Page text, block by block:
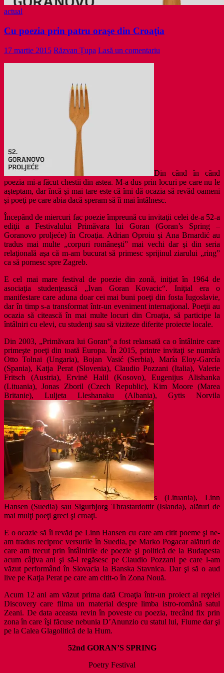
actual
Cu poezia prin patru oraşe din Croaţia
17 martie 2015 Răzvan Țupa Lasă un comentariu
Din când în când
poezia mi-a făcut chestii din astea. M-a dus prin locuri pe care nu le
aşteptam, dar încă şi mai tare este că îmi dă ocazia să revăd oameni
şi poeţi pe care abia dacă speram să îi mai întâlnesc.
Începând de miercuri fac poezie împreună cu invitaţii celei de-a 52-a
ediţii a Festivalului Primăvara lui Goran (Goran’s Spring –
Goranovo proljeće) în Croaţia. Adrian Oproiu şi Ana Brnardić au
tradus mai multe „corpuri româneşti” mai vechi dar şi din seria
relaţională aşa că m-am bucurat să primesc sprijinul ziarului „ring”
ca să pornesc spre Zagreb.
E cel mai mare festival de poezie din zonă, iniţiat în 1964 de
asociaţia studenţească „Ivan Goran Kovacic“. Iniţial era o
manifestare care aduna doar cei mai buni poeţi din fosta Iugoslavie,
dar în timp s-a transformat într-un eveniment internaţional. Poeţii au
ocazia să citească în mai multe locuri din Croaţia, să participe la
întâlniri cu elevi, cu studenţi sau să viziteze diferite proiecte locale.
Din 2003, „Primăvara lui Goran“ a fost relansată ca o întâlnire care
primeşte poeţi din toată Europa. În 2015, printre invitaţi se numără
Otto Tolnai (Ungaria), Bojan Vasić (Serbia), María Eloy-García
(Spania), Katja Perat (Slovenia), Claudio Pozzani (Italia), Valerie
Fritsch (Austria), Ervinë Halil (Kosovo), Eugenijus Alishanka
(Lituania), Jonas Zboril (Czech Republic), Kim Moore (Marea
Britanie), Luljeta Lleshanaku (Albania), Gytis Norvila
s (Lituania), Linn
Hansen (Suedia) sau Sigurbjorg Thrastardottir (Islanda), alături de
mai mulţi poeţi greci şi croaţi.
E o ocazie să îi revăd pe Linn Hansen cu care am citit poeme şi ne-
am tradus reciproc versurile în Suedia, pe Marko Pogacar alături de
care am trecut prin întâlnirile de poezie şi politică de la Budapesta
acum câţiva ani şi să-l regăsesc pe Claudio Pozzani pe care l-am
văzut performând în Slovacia la Banska Stavnica. Dar şi să o aud
live pe Katja Perat pe care am citit-o în Zona Nouă.
Acum 12 ani am văzut prima dată Croaţia într-un proiect al reţelei
Discovery care filma un material despre limba istro-română satul
Zeani. De data aceasta revin în poveste cu poezia, trecând fix prin
zona în care îşi făcuse nebunia D’Anunzio cu statul lui, Fiume dar şi
pe la Calea Glagolitică de la Hum.
52nd GORAN’S SPRING
Poetry Festival